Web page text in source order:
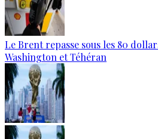
Le Brent repasse sous les 80
Washington et Téhéran